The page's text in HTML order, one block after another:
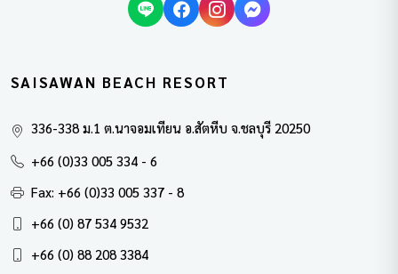
SAISAWAN BEACH RESORT
336-338 ม.1 ต.นาจอมเทียน อ.สัตหีบ จ.ชลบุรี 20250
+66 (0)33 005 334 - 6
Fax: +66 (0)33 005 337 - 8
+66 (0) 87 534 9532
+66 (0) 88 208 3384